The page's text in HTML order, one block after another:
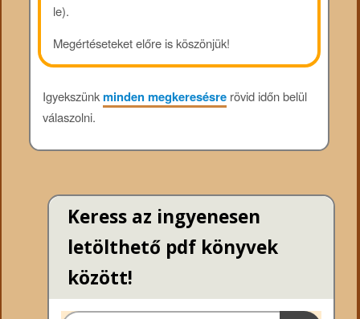
le).
Megértéseteket előre is köszönjük!
Igyekszünkminden megkeresésrerövid időn belül
válaszolni.
Keress az ingyenesen
letölthető pdf könyvek
között!